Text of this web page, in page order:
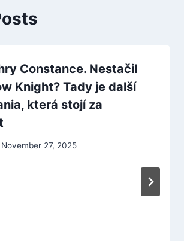
Constance. Nestačil
Knight? Tady je další
která stojí za
November 27, 2025